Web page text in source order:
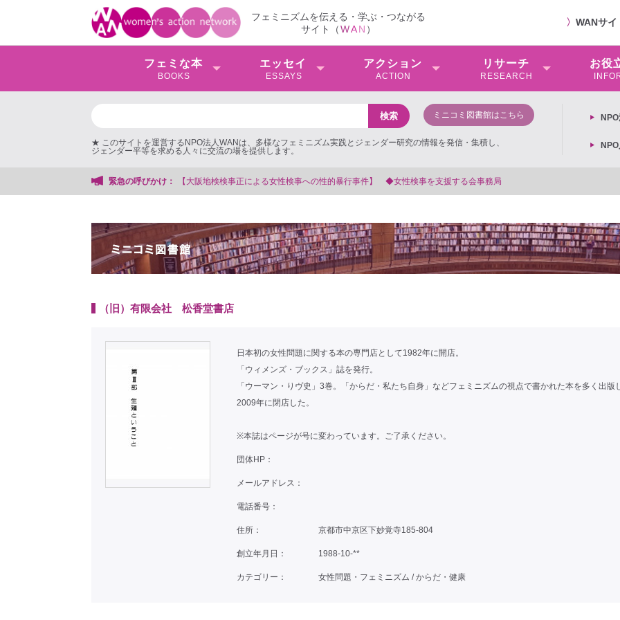
フェミニズムを伝える・学ぶ・つながる
サイト（WAN ）
〉 WANサ
フェミな本
BOOKS
エッセイ
ESSAYS
アクション
ACTION
リサーチ
RESEARCH
お役
ミニコミ図書館はこちら
★ このサイトを運営するNPO法人WANは、多様なフェミニズム実践とジェンダー研究の情報を発信・集積し、
ジェンダー平等を求める人々に交流の場を提供します。
緊急の呼びかけ：
検検事正による女性検事への性的暴行事件】 ◆女性検事を支援する会事務局
（旧）有限会社 松香堂書店
日本初の女性問題に関する本の専門店として1982年に開店。
「ウィメンズ・ブックス」誌を発行。
「ウーマン・りヴ史」3巻。「からだ・私たち自身」などフェミニズムの視点で書かれた本を多く出版
2009年に閉店した。
※本誌はページが号に変わっています。ご了承ください。
団体HP：
メールアドレス：
電話番号：
住所： 京都市中京区下妙覚寺185-804
創立年月日： 1988-10-**
カテゴリー： 女性問題・フェミニズム / からだ・健康